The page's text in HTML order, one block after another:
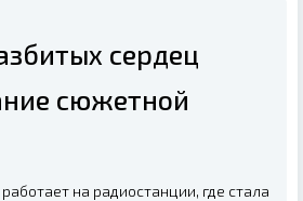
сердец
сюжетной
на радиостанции, где стала